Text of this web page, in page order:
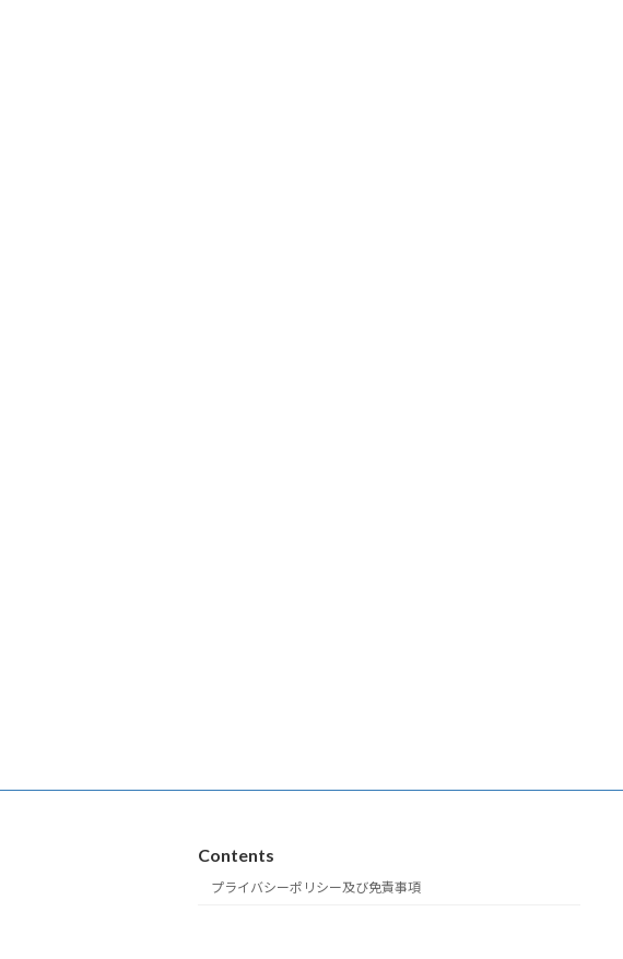
Contents
プライバシーポリシー及び免責事項